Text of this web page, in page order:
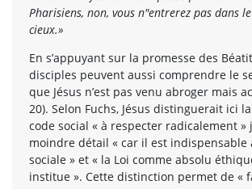
Pharisiens, non, vous n"entrerez pas dans
cieux.»
En s’appuyant sur la promesse des
disciples peuvent aussi comprendre le
que Jésus n’est pas venu abroger mais
20). Selon Fuchs, Jésus distinguerait ici
code social « à respecter radicalement »
moindre détail « car il est indispensable
sociale » et « la Loi comme absolu
institue ». Cette distinction permet de «